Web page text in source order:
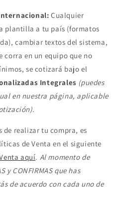
Cualquier
plantilla a tu país (formatos
cambiar textos del sistema,
corra en un equipo que no
se cotizará bajo el
Integrales (puedes
en nuestra página, aplicable
de realizar tu compra, es
de Venta en el siguiente
aquí. Al momento de
y CONFIRMAS que has
de acuerdo con cada uno de